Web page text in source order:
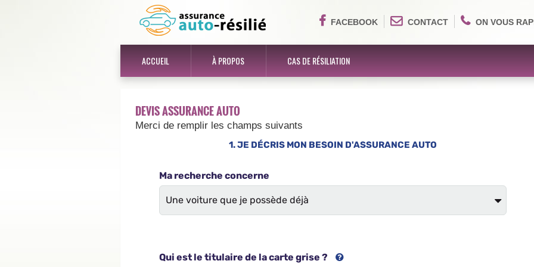
FACEBOOK CONTACT ON VOUS
ACCUEIL À PROPOS CAS DE RÉSILIATION
DEVIS ASSURANCE AUTO
Merci de remplir les champs suivants